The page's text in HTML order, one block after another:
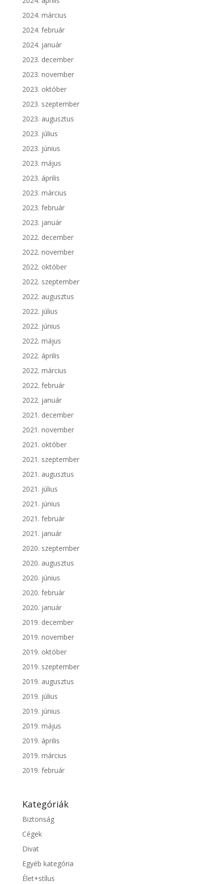
2024. március
2024. február
2024. január
2023. december
2023. november
2023. október
2023. szeptember
2023. augusztus
2023. július
2023. június
2023. május
2023. április
2023. március
2023. február
2023. január
2022. december
2022. november
2022. október
2022. szeptember
2022. augusztus
2022. július
2022. június
2022. május
2022. április
2022. március
2022. február
2022. január
2021. december
2021. november
2021. október
2021. szeptember
2021. augusztus
2021. július
2021. június
2021. február
2021. január
2020. szeptember
2020. augusztus
2020. június
2020. február
2020. január
2019. december
2019. november
2019. október
2019. szeptember
2019. augusztus
2019. július
2019. június
2019. május
2019. április
2019. március
2019. február
Kategóriák
Biztonság
Cégek
Divat
Egyéb kategória
Élet+stílus